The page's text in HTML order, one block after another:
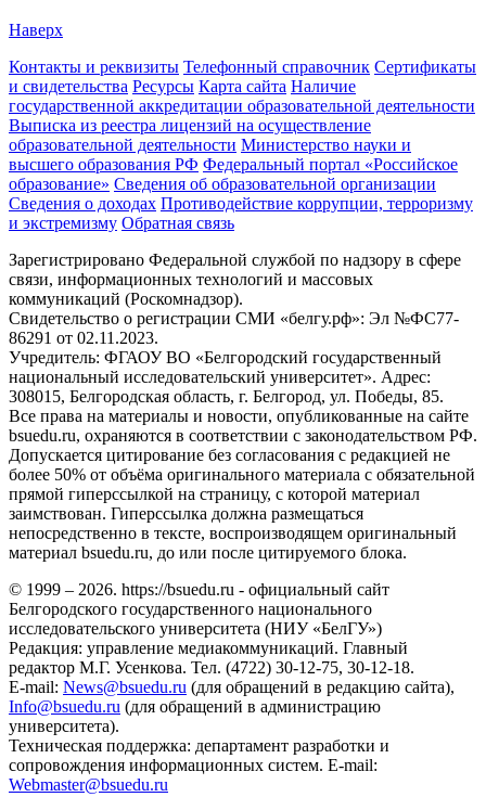
Наверх
Контакты и реквизиты Телефонный справочник Сертификаты
и свидетельства Ресурсы Карта сайта Наличие
государственной аккредитации образовательной деятельности
Выписка из реестра лицензий на осуществление
образовательной деятельности Министерствo науки и
высшего образования РФ Федеральный портал «Российское
образование» Сведения об образовательной организации
Сведения о доходах Противодействие коррупции, терроризму
и экстремизму Обратная связь
Зарегистрировано Федеральной службой по надзору в сфере
связи, информационных технологий и массовых
коммуникаций (Роскомнадзор).
Свидетельство о регистрации СМИ «белгу.рф»: Эл №ФС77-
86291 от 02.11.2023.
Учредитель: ФГАОУ ВО «Белгородский государственный
национальный исследовательский университет». Адрес:
308015, Белгородская область, г. Белгород, ул. Победы, 85.
Все права на материалы и новости, опубликованные на сайте
bsuedu.ru, охраняются в соответствии с законодательством РФ.
Допускается цитирование без согласования с редакцией не
более 50% от объёма оригинального материала с обязательной
прямой гиперссылкой на страницу, с которой материал
заимствован. Гиперссылка должна размещаться
непосредственно в тексте, воспроизводящем оригинальный
материал bsuedu.ru, до или после цитируемого блока.
© 1999 – 2026. https://bsuedu.ru - официальный сайт
Белгородского государственного национального
исследовательского университета (НИУ «БелГУ»)
Редакция: управление медиакоммуникаций. Главный
редактор М.Г. Усенкова. Тел. (4722) 30-12-75, 30-12-18.
E-mail: News@bsuedu.ru (для обращений в редакцию сайта),
Info@bsuedu.ru (для обращений в администрацию
университета).
Техническая поддержка: департамент разработки и
сопровождения информационных систем. E-mail:
Webmaster@bsuedu.ru